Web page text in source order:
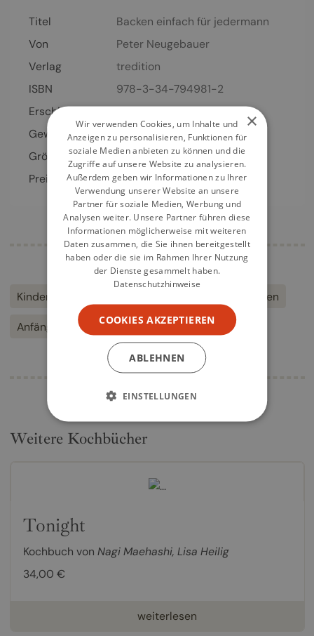
Titel
Backen einfach für jedermann
Von
Peter Neugebauer
Verlag
tredition
ISBN
978-3-34-794981-2
Erschienen
30.05.2023
Gewicht
347 g
Größe
210 x 297 mm
Preis
15,00€
Kinder Backen
Anfänger
Weitere Kochbücher
Tonight
Kochbuch von Nagi Maehashi, Lisa Heilig
34,00 €
weiterlesen
×
Wir verwenden Cookies, um Inhalte und
Anzeigen zu personalisieren, Funktionen für
soziale Medien anbieten zu können und die
Zugriffe auf unsere Website zu analysieren.
Außerdem geben wir Informationen zu Ihrer
Verwendung unserer Website an unsere
Partner für soziale Medien, Werbung und
Analysen weiter. Unsere Partner führen diese
Informationen möglicherweise mit weiteren
Daten zusammen, die Sie ihnen bereitgestellt
haben oder die sie im Rahmen Ihrer Nutzung
der Dienste gesammelt haben.
Datenschutzhinweise
COOKIES AKZEPTIEREN
ABLEHNEN
EINSTELLUNGEN